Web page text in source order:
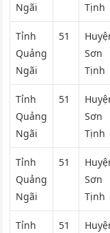
Ngãi
Tịnh
Tỉnh
Quảng
Ngãi
51
Sơn
Tịnh
Tỉnh
Quảng
Ngãi
51
Sơn
Tịnh
Tỉnh
Quảng
Ngãi
51
Sơn
Tịnh
Tỉnh
51